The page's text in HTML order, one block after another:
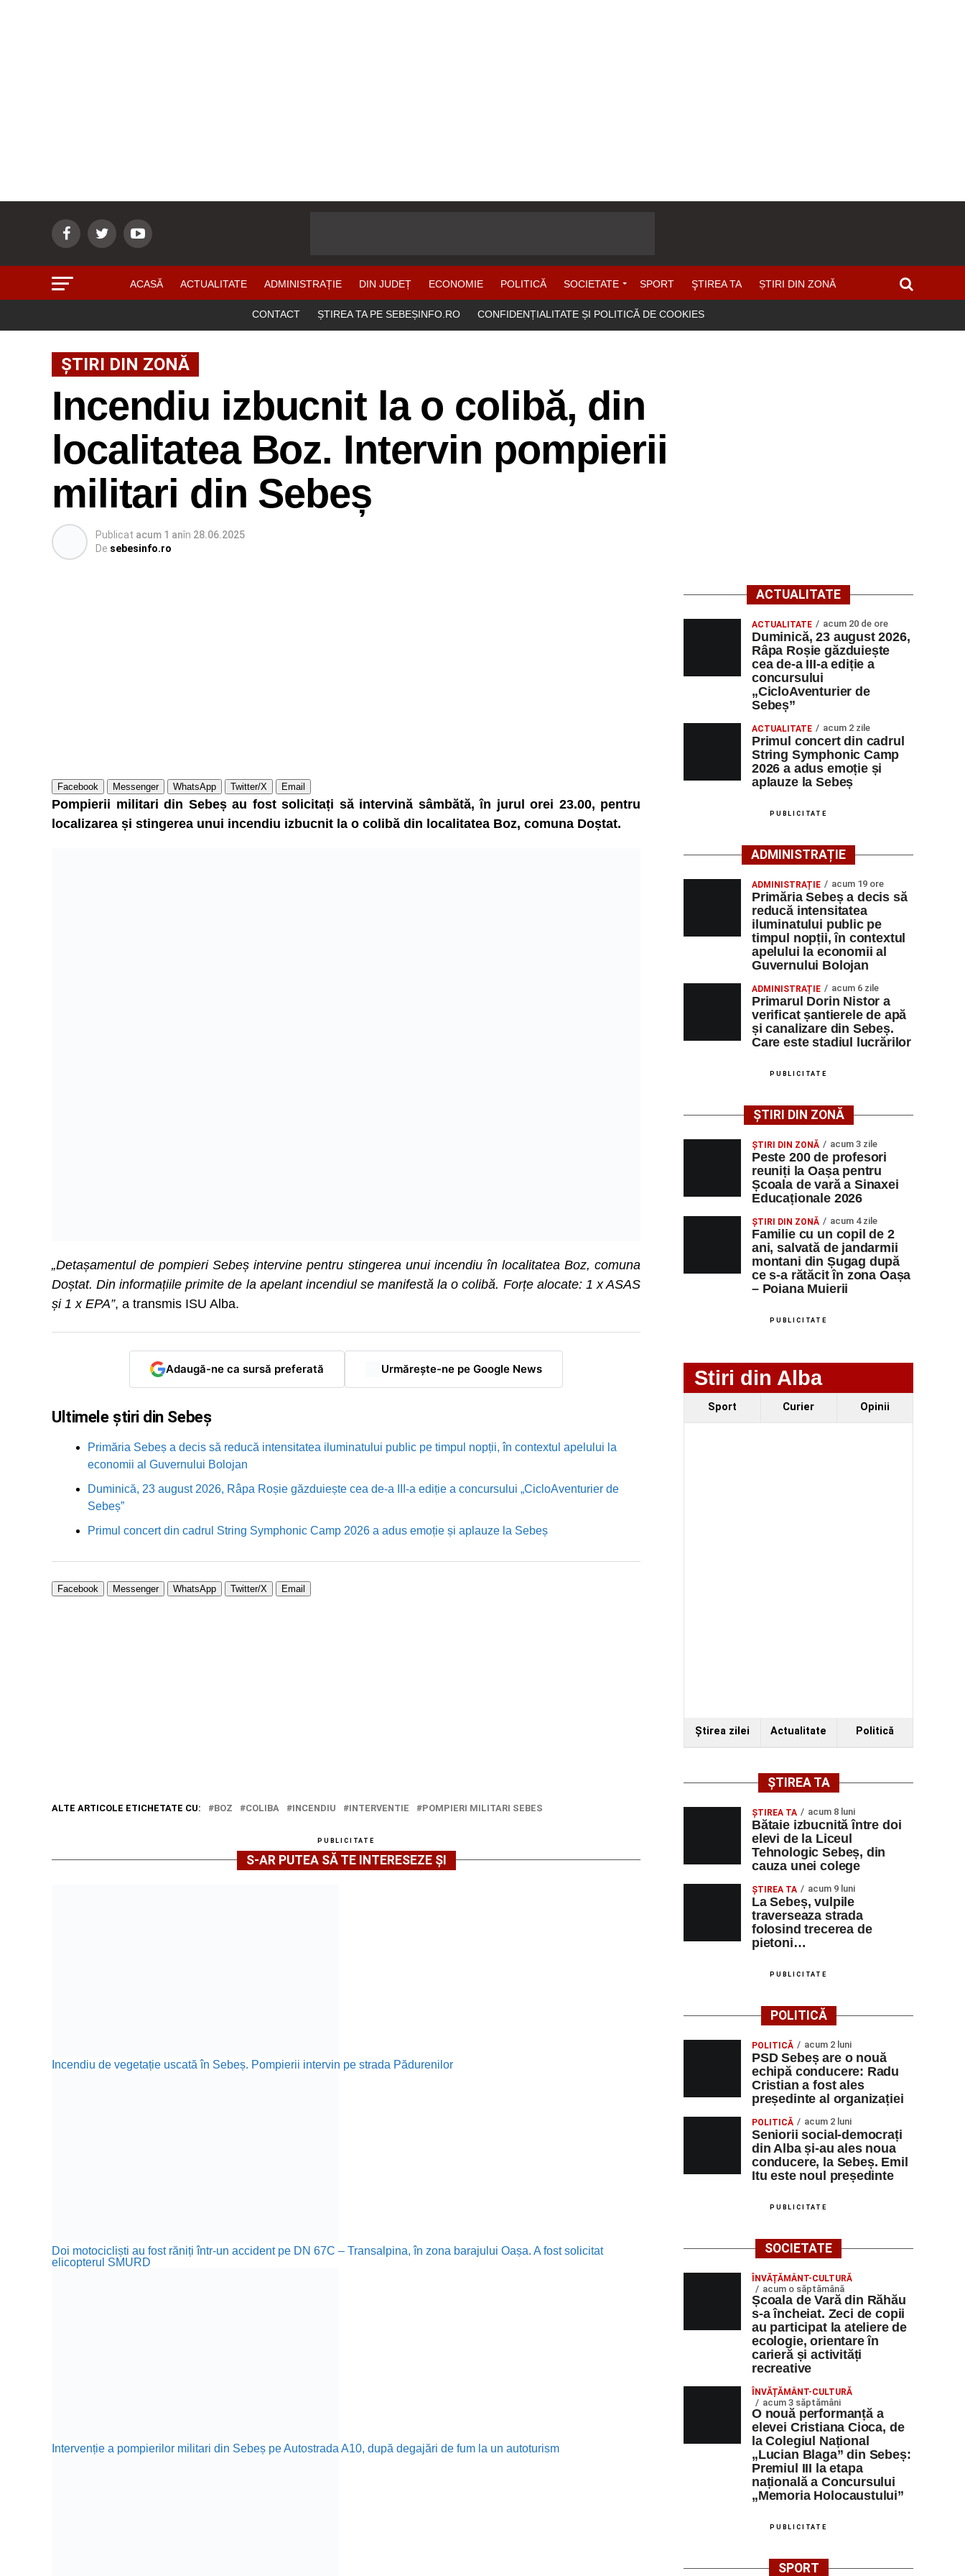
ACASĂ ACTUALITATE ADMINISTRAȚIE DIN JUDEȚ ECONOMIE POLITICĂ SOCIETATE SPORT ŞTIREA TA ȘTIRI DIN ZONĂ
CONTACT ȘTIREA TA PE SEBEȘINFO.RO CONFIDENȚIALITATE ȘI POLITICĂ DE COOKIES
ȘTIRI DIN ZONĂ
Incendiu izbucnit la o colibă, din
localitatea Boz. Intervin pompierii
militari din Sebeș
Publicat acum 1 anîn 28.06.2025
De sebesinfo.ro
Facebook Messenger WhatsApp Twitter/X Email
Pompierii militari din Sebeș au fost solicitați să intervină sâmbătă, în jurul orei 23.00, pentru
localizarea și stingerea unui incendiu izbucnit la o colibă din localitatea Boz, comuna Doștat.
„Detașamentul de pompieri Sebeș intervine pentru stingerea unui incendiu în localitatea Boz, comuna
Doștat. Din informațiile primite de la apelant incendiul se manifestă la o colibă. Forțe alocate: 1 x ASAS
și 1 x EPA”, a transmis ISU Alba.
Adaugă-ne ca sursă preferată Urmărește-ne pe Google News
Ultimele știri din Sebeș
Primăria Sebeș a decis să reducă intensitatea iluminatului public pe timpul nopții, în contextul apelului la
economii al Guvernului Bolojan
Duminică, 23 august 2026, Râpa Roșie găzduiește cea de-a III-a ediție a concursului „CicloAventurier de
Sebeș”
Primul concert din cadrul String Symphonic Camp 2026 a adus emoție și aplauze la Sebeș
Facebook Messenger WhatsApp Twitter/X Email
ALTE ARTICOLE ETICHETATE CU: BOZ COLIBA INCENDIU INTERVENTIE POMPIERI MILITARI SEBES
PUBLICITATE
S-AR PUTEA SĂ TE INTERESEZE ȘI
Incendiu de vegetație uscată în Sebeș. Pompierii intervin pe strada Pădurenilor
Doi motocicliști au fost răniți într-un accident pe DN 67C – Transalpina, în zona barajului Oașa. A fost solicitat
elicopterul SMURD
Intervenție a pompierilor militari din Sebeș pe Autostrada A10, după degajări de fum la un autoturism
ACTUALITATE
ACTUALITATE acum 20 de ore
Duminică, 23 august 2026,
Râpa Roșie găzduiește
cea de-a III-a ediție a
concursului
„CicloAventurier de
Sebeș”
ACTUALITATE acum 2 zile
Primul concert din cadrul
String Symphonic Camp
2026 a adus emoție și
aplauze la Sebeș
PUBLICITATE
ADMINISTRAȚIE
ADMINISTRAȚIE acum 19 ore
Primăria Sebeș a decis să
reducă intensitatea
iluminatului public pe
timpul nopții, în contextul
apelului la economii al
Guvernului Bolojan
ADMINISTRAȚIE acum 6 zile
Primarul Dorin Nistor a
verificat șantierele de apă
și canalizare din Sebeș.
Care este stadiul lucrărilor
PUBLICITATE
ȘTIRI DIN ZONĂ
ȘTIRI DIN ZONĂ acum 3 zile
Peste 200 de profesori
reuniți la Oașa pentru
Școala de vară a Sinaxei
Educaționale 2026
ȘTIRI DIN ZONĂ acum 4 zile
Familie cu un copil de 2
ani, salvată de jandarmii
montani din Șugag după
ce s-a rătăcit în zona Oașa
– Poiana Muierii
PUBLICITATE
Stiri din Alba
Sport Curier Opinii
Ştirea zilei Actualitate Politică
ȘTIREA TA
ŞTIREA TA acum 8 luni
Bătaie izbucnită între doi
elevi de la Liceul
Tehnologic Sebeș, din
cauza unei colege
ŞTIREA TA acum 9 luni
La Sebeș, vulpile
traverseaza strada
folosind trecerea de
pietoni…
PUBLICITATE
POLITICĂ
POLITICĂ acum 2 luni
PSD Sebeș are o nouă
echipă conducere: Radu
Cristian a fost ales
președinte al organizației
POLITICĂ acum 2 luni
Seniorii social-democrați
din Alba și-au ales noua
conducere, la Sebeș. Emil
Itu este noul președinte
PUBLICITATE
SOCIETATE
ÎNVĂȚĂMÂNT-CULTURĂ
acum o săptămână
Școala de Vară din Răhău
s-a încheiat. Zeci de copii
au participat la ateliere de
ecologie, orientare în
carieră și activități
recreative
ÎNVĂȚĂMÂNT-CULTURĂ
acum 3 săptămâni
O nouă performanță a
elevei Cristiana Cioca, de
la Colegiul Național
„Lucian Blaga” din Sebeș:
Premiul III la etapa
națională a Concursului
„Memoria Holocaustului”
PUBLICITATE
SPORT